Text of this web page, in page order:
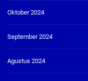
Oktober 2024
September 2024
Agustus 2024